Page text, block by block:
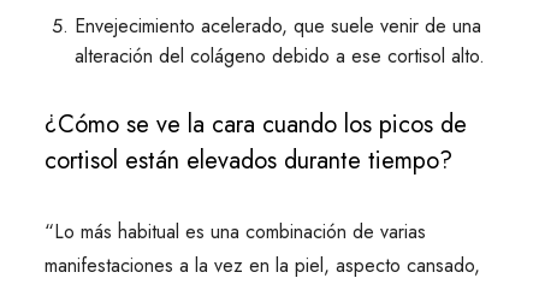
Envejecimiento acelerado, que suele venir de una
alteración del colágeno debido a ese cortisol alto.
¿Cómo se ve la cara cuando los picos de
cortisol están elevados durante tiempo?
“Lo más habitual es una combinación de varias
manifestaciones a la vez en la piel, aspecto cansado,